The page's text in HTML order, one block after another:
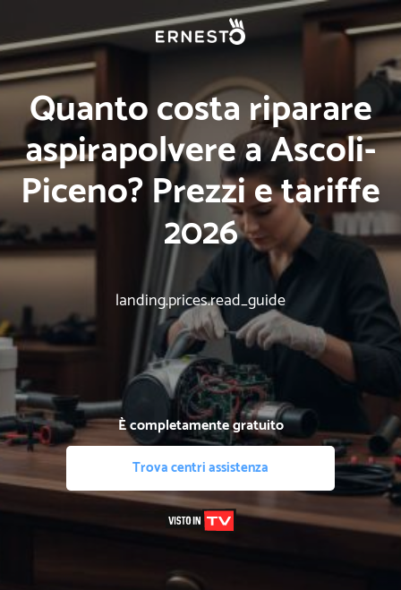
Quanto costa riparare
aspirapolvere a Ascoli-
Piceno? Prezzi e tariffe
2026
landing.prices.read_guide
È completamente gratuito
Trova centri assistenza